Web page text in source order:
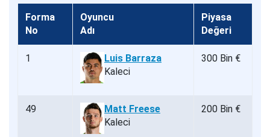
Forma
No
Oyuncu
Adı
Piyasa
Değeri
1
Luis Barraza
Kaleci
300 Bin €
49
Matt Freese
Kaleci
200 Bin €